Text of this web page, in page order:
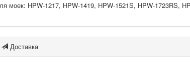
моек: HPW-1217, HPW-1419, HPW-1521S, HPW-1723RS,
Доставка